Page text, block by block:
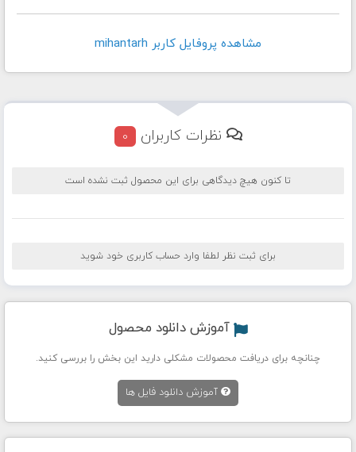
مشاهده پروفايل کاربر mihantarh
نظرات کاربران 0
تا کنون هیچ دیدگاهی برای این محصول ثبت نشده است
برای ثبت نظر لطفا وارد حساب کاربری خود شوید
آموزش دانلود محصول
چنانچه برای دریافت محصولات مشکلی دارید این بخش را بررسی کنید.
آموزش دانلود فایل ها